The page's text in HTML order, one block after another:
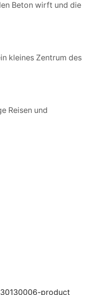
Beton wirft und die
kleines Zentrum des
Reisen und